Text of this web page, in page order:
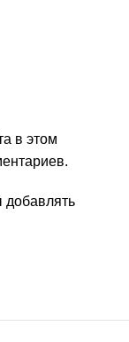
в этом